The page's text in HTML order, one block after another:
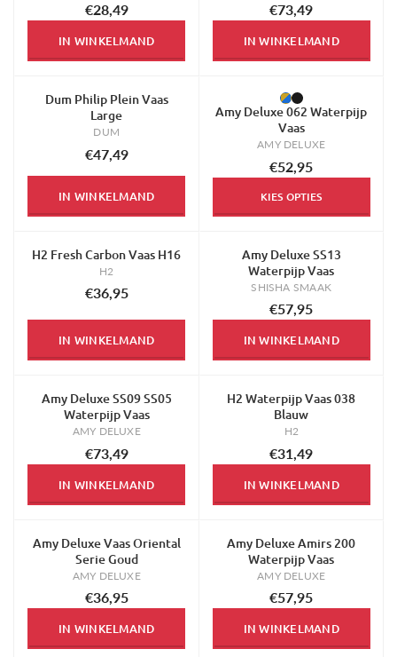
€28,49
IN WINKELMAND
€73,49
IN WINKELMAND
Dum Philip Plein Vaas
Large
DUM
€47,49
IN WINKELMAND
Amy Deluxe 062 Waterpijp
Vaas
AMY DELUXE
€52,95
KIES OPTIES
H2 Fresh Carbon Vaas H16
H2
€36,95
IN WINKELMAND
Amy Deluxe SS13
Waterpijp Vaas
SHISHA SMAAK
€57,95
IN WINKELMAND
Amy Deluxe SS09 SS05
Waterpijp Vaas
AMY DELUXE
€73,49
IN WINKELMAND
H2 Waterpijp Vaas 038
Blauw
H2
€31,49
IN WINKELMAND
Amy Deluxe Vaas Oriental
Serie Goud
AMY DELUXE
€36,95
IN WINKELMAND
Amy Deluxe Amirs 200
Waterpijp Vaas
AMY DELUXE
€57,95
IN WINKELMAND